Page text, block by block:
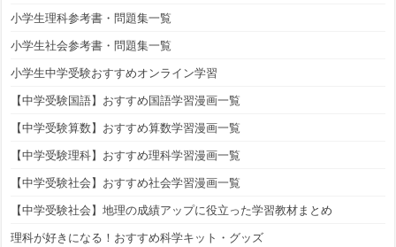
小学生理科参考書・問題集一覧
小学生社会参考書・問題集一覧
小学生中学受験おすすめオンライン学習
【中学受験国語】おすすめ国語学習漫画一覧
【中学受験算数】おすすめ算数学習漫画一覧
【中学受験理科】おすすめ理科学習漫画一覧
【中学受験社会】おすすめ社会学習漫画一覧
【中学受験社会】地理の成績アップに役立った学習教材まとめ
理科が好きになる！おすすめ科学キット・グッズ